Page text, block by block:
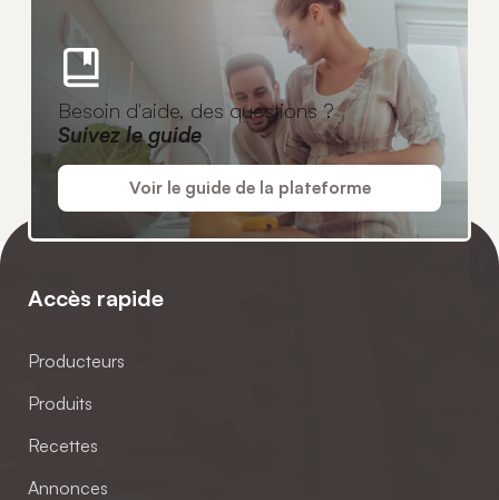
Besoin d'aide, des questions ?
Suivez le guide
Voir le guide de la plateforme
Accès rapide
Producteurs
Produits
Recettes
Annonces